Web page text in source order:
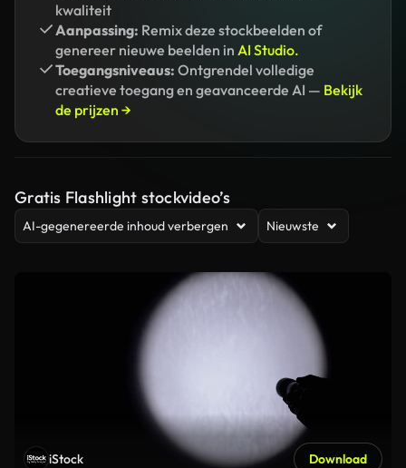
kwaliteit
Aanpassing: Remix deze stockbeelden of
genereer nieuwe beelden in AI Studio.
Toegangsniveaus: Ontgrendel volledige
creatieve toegang en geavanceerde AI — Bekijk
de prijzen →
Gratis Flashlight stockvideo’s
AI-gegenereerde inhoud verbergen Nieuwste
iStock Download